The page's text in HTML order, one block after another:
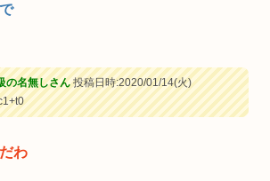
の名無しさん投稿日時:2020/01/14(火)
わ